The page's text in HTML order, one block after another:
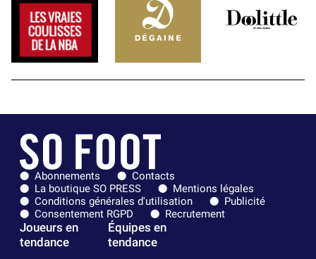
Abonnements
Contacts
La boutique SO PRESS
Mentions légales
Conditions générales d'utilisation
Publicité
Consentement RGPD
Recrutement
Joueurs en
tendance
Équipes en
tendance